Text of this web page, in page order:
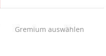
Gremium auswählen